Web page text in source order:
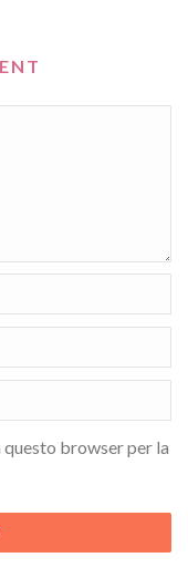
questo browser per la